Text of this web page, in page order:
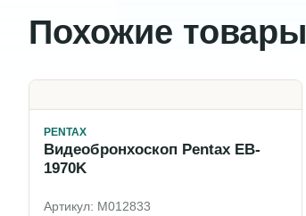
Похожие товары
PENTAX
Видеобронхоскоп Pentax EB-
1970K
Артикул: M012833